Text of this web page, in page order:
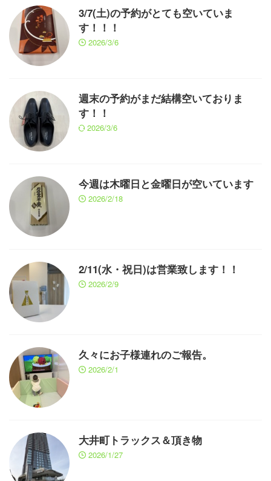
3/7(土)の予約がとても空いていま
す！！！
2026/3/6
週末の予約がまだ結構空いておりま
す！！
2026/3/6
今週は木曜日と金曜日が空いています
2026/2/18
2/11(水・祝日)は営業致します！！
2026/2/9
久々にお子様連れのご報告。
2026/2/1
大井町トラックス＆頂き物
2026/1/27